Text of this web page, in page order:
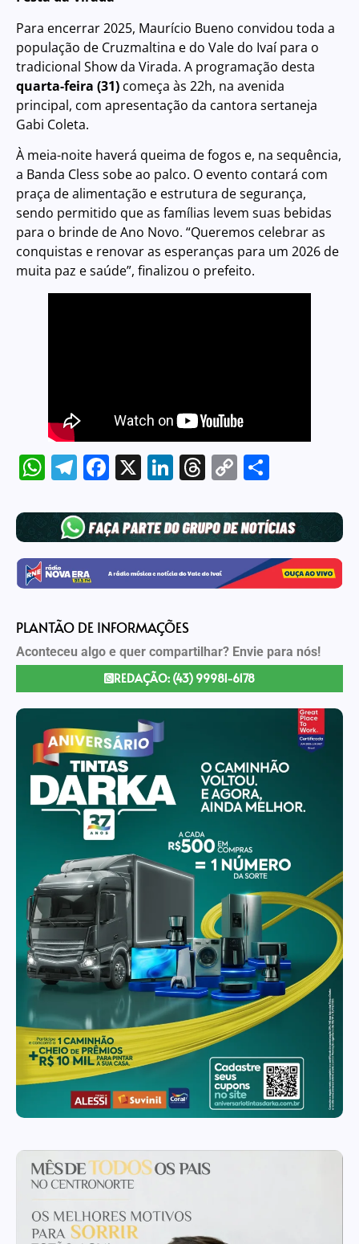
Para encerrar 2025, Maurício Bueno convidou toda a
população de Cruzmaltina e do Vale do Ivaí para o
tradicional Show da Virada. A programação desta
quarta-feira (31) começa às 22h, na avenida
principal, com apresentação da cantora sertaneja
Gabi Coleta.
À meia-noite haverá queima de fogos e, na sequência,
a Banda Cless sobe ao palco. O evento contará com
praça de alimentação e estrutura de segurança,
sendo permitido que as famílias levem suas bebidas
para o brinde de Ano Novo. “Queremos celebrar as
conquistas e renovar as esperanças para um 2026 de
muita paz e saúde”, finalizou o prefeito.
WhatsApp
Telegram
Facebook
X LinkedIn
Threads
Copy
PLANTÃO DE INFORMAÇÕES
Aconteceu algo e quer compartilhar? Envie para nós!
REDAÇÃO: (43) 99981-6178